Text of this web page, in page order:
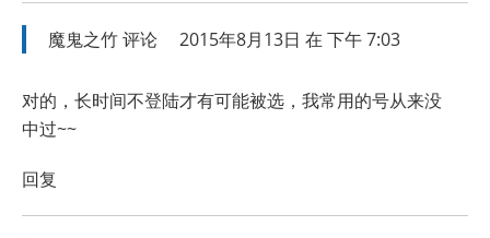
魔鬼之竹评论 2015年8月13日 在 下午 7:03
对的，长时间不登陆才有可能被选，我常用的号从来没
中过~~
回复